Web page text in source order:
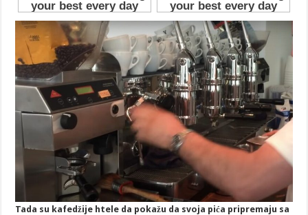
Tada su kafedžije htele da pokažu da svoja pića pripremaju sa